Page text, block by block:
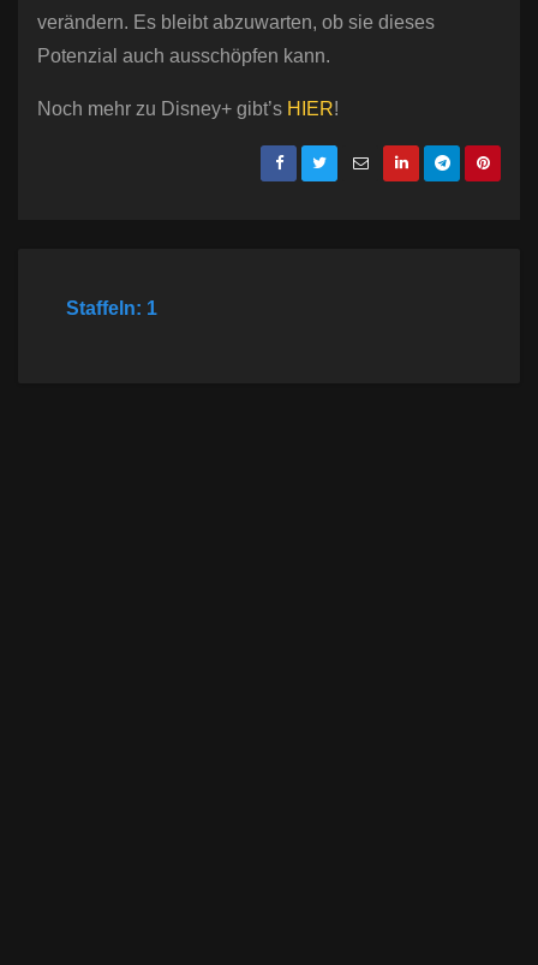
verändern. Es bleibt abzuwarten, ob sie dieses
Potenzial auch ausschöpfen kann.
Noch mehr zu Disney+ gibt’s HIER!
Staffeln: 1